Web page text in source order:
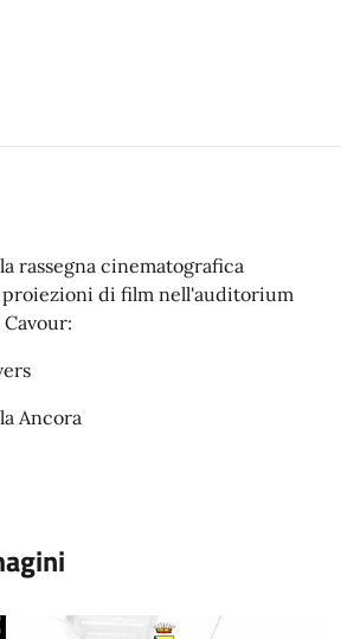
rassegna cinematografica
proiezioni di film nell'auditorium
Ancora